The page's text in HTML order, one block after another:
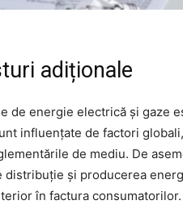
adiționale
de energie electrică și gaze
influențate de factori
de mediu. De
și producerea
în factura consumatorilor.